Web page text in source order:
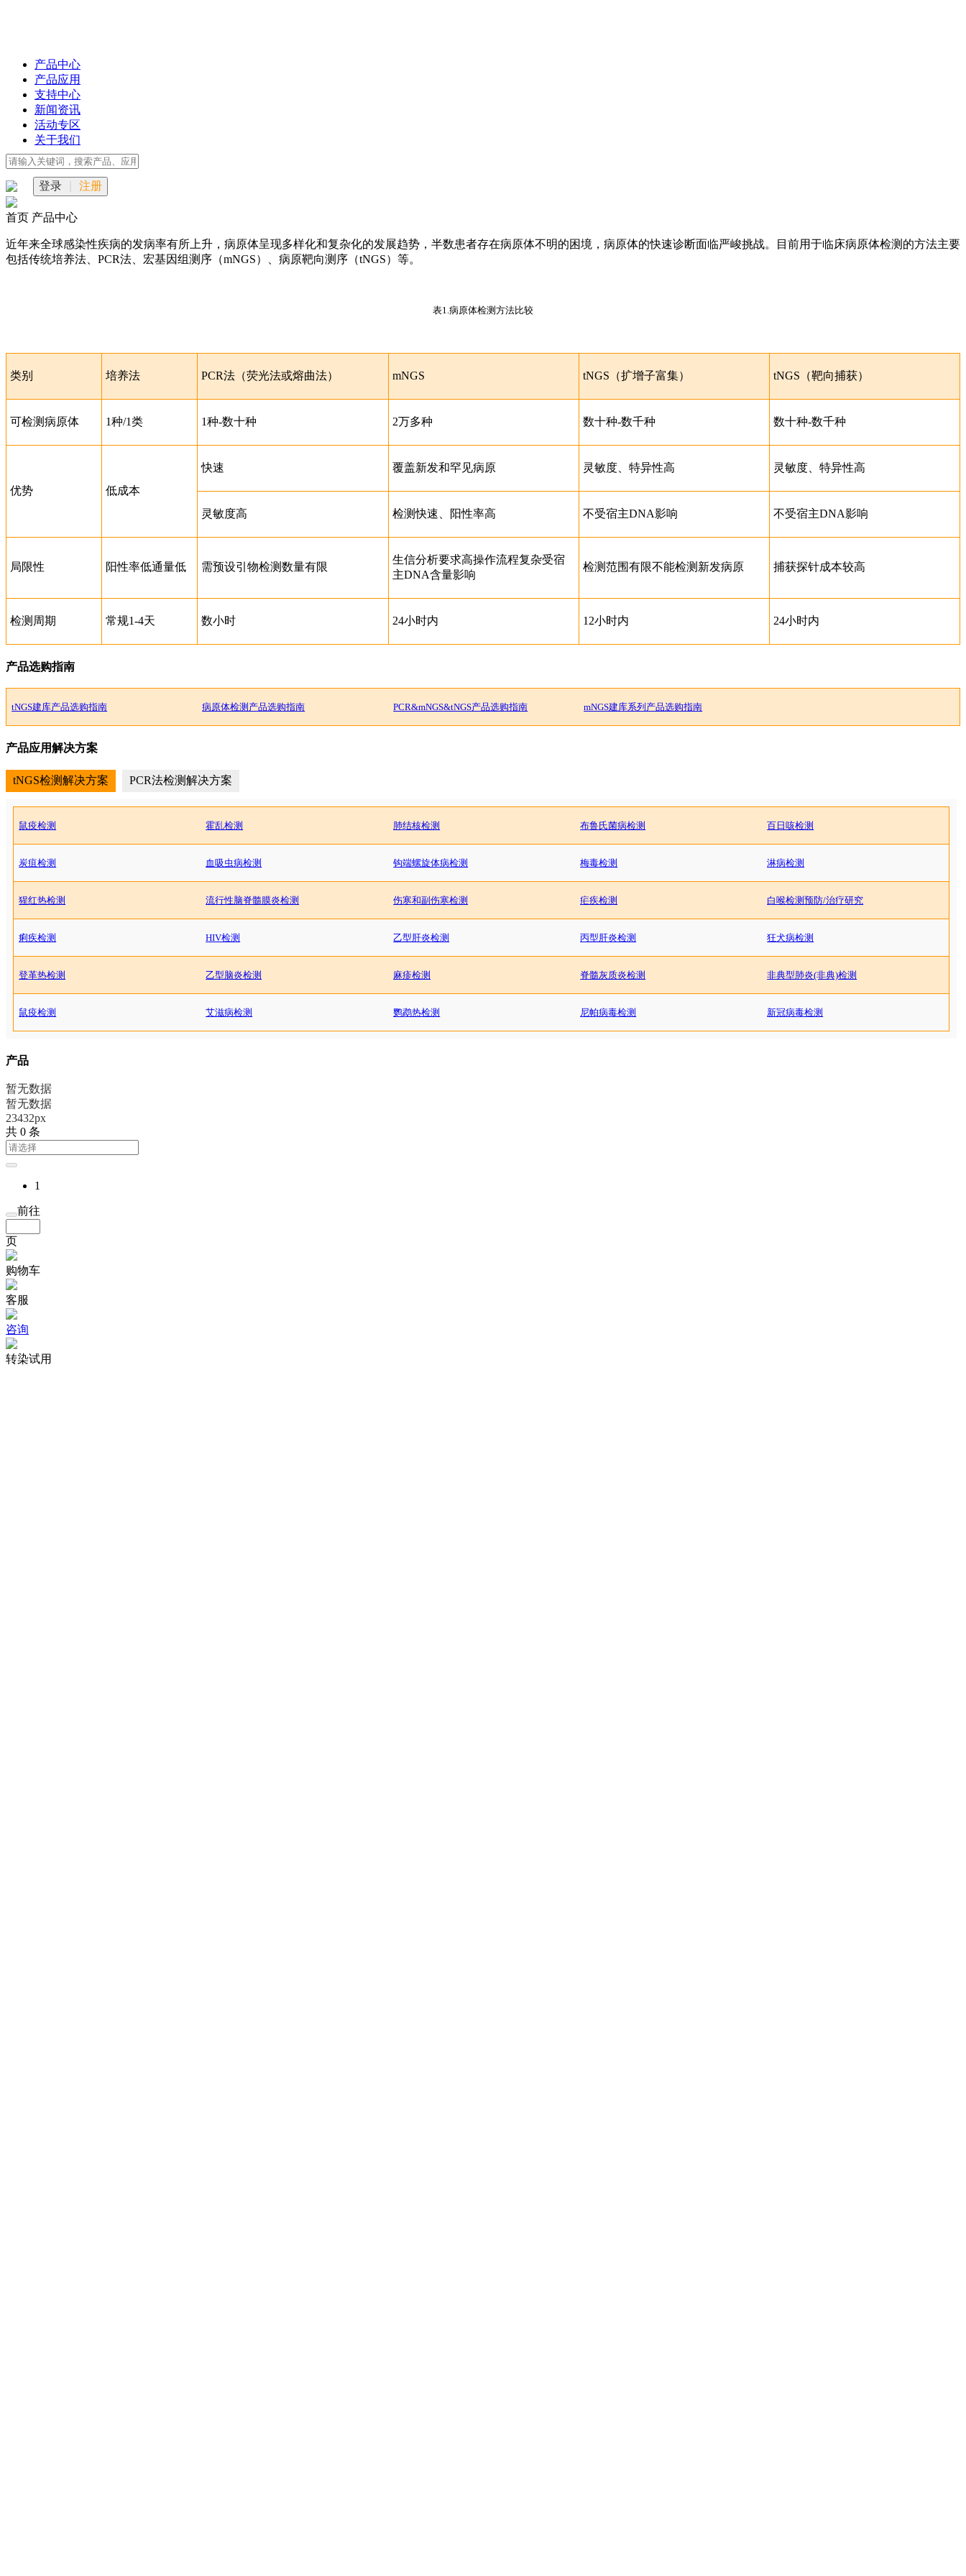
产品中心
产品应用
支持中心
新闻资讯
活动专区
关于我们
登录 注册
首页 产品中心
近年来全球感染性疾病的发病率有所上升，病原体呈现多样化和复杂化的发展趋势，半数患者存在病原体不明的困境，病原体的快速诊断面临严峻挑战。目前用于临床病原体检测的方法主要
包括传统培养法、PCR法、宏基因组测序（mNGS）、病原靶向测序（tNGS）等。
表1.病原体检测方法比较
类别 培养法 PCR法（荧光法或熔曲法） mNGS tNGS（扩增子富集） tNGS（靶向捕获）
可检测病原体 1种/1类 1种-数十种 2万多种 数十种-数千种 数十种-数千种
优势 低成本
快速 覆盖新发和罕见病原 灵敏度、特异性高 灵敏度、特异性高
灵敏度高 检测快速、阳性率高 不受宿主DNA影响 不受宿主DNA影响
局限性 阳性率低通量低 需预设引物检测数量有限
生信分析要求高操作流程复杂受宿
主DNA含量影响
检测范围有限不能检测新发病原 捕获探针成本较高
检测周期 常规1-4天 数小时 24小时内 12小时内 24小时内
产品选购指南
tNGS建库产品选购指南 病原体检测产品选购指南 PCR&mNGS&tNGS产品选购指南 mNGS建库系列产品选购指南
产品应用解决方案
tNGS检测解决方案 PCR法检测解决方案
鼠疫检测 霍乱检测 肺结核检测 布鲁氏菌病检测 百日咳检测
炭疽检测 血吸虫病检测 钩端螺旋体病检测 梅毒检测 淋病检测
猩红热检测 流行性脑脊髓膜炎检测 伤寒和副伤寒检测 疟疾检测 白喉检测预防/治疗研究
痢疾检测 HIV检测 乙型肝炎检测 丙型肝炎检测 狂犬病检测
登革热检测 乙型脑炎检测 麻疹检测 脊髓灰质炎检测 非典型肺炎(非典)检测
鼠疫检测 艾滋病检测 鹦鹉热检测 尼帕病毒检测 新冠病毒检测
产品
暂无数据
暂无数据
23432px
共 0 条
1
前往
页
购物车
客服
咨询
转染试用